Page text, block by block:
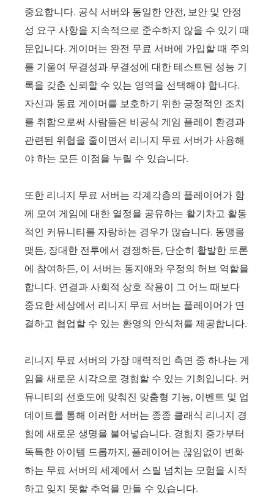
중요합니다. 공식 서버와 동일한 안전, 보안 및 안정
성 요구 사항을 지속적으로 준수하지 않을 수 있기 때
문입니다. 게이머는 완전 무료 서버에 가입할 때 주의
를 기울여 무결성과 무결성에 대한 테스트된 성능 기
록을 갖춘 신뢰할 수 있는 영역을 선택해야 합니다.
자신과 동료 게이머를 보호하기 위한 긍정적인 조치
를 취함으로써 사람들은 비공식 게임 플레이 환경과
관련된 위협을 줄이면서 리니지 무료 서버가 사용해
야 하는 모든 이점을 누릴 수 있습니다.
또한 리니지 무료 서버는 각계각층의 플레이어가 함
께 모여 게임에 대한 열정을 공유하는 활기차고 활동
적인 커뮤니티를 자랑하는 경우가 많습니다. 동맹을
맺든, 장대한 전투에서 경쟁하든, 단순히 활발한 토론
에 참여하든, 이 서버는 동지애와 우정의 허브 역할을
합니다. 연결과 사회적 상호 작용이 그 어느 때보다
중요한 세상에서 리니지 무료 서버는 플레이어가 연
결하고 협업할 수 있는 환영의 안식처를 제공합니다.
리니지 무료 서버의 가장 매력적인 측면 중 하나는 게
임을 새로운 시각으로 경험할 수 있는 기회입니다. 커
뮤니티의 선호도에 맞춰진 맞춤형 기능, 이벤트 및 업
데이트를 통해 이러한 서버는 종종 클래식 리니지 경
험에 새로운 생명을 불어넣습니다. 경험치 증가부터
독특한 아이템 드롭까지, 플레이어는 끊임없이 변화
하는 무료 서버의 세계에서 스릴 넘치는 모험을 시작
하고 잊지 못할 추억을 만들 수 있습니다.